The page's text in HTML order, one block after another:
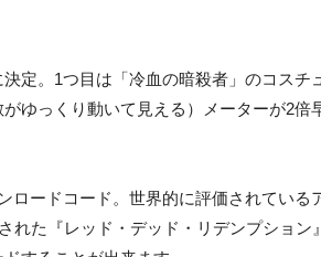
定。1つ目は「冷血の暗殺者」のコスチ
ゆっくり動いて見える）メーターが2倍
ロードコード。世界的に評価されている
れた『レッド・デッド・リデンプション